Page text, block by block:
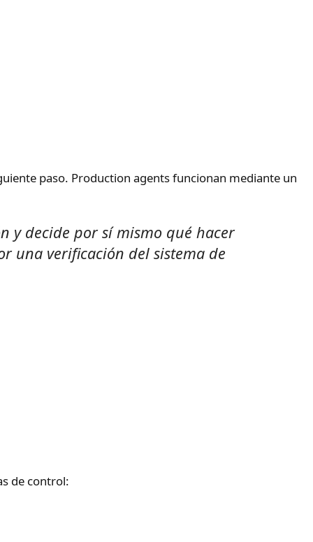
paso. Production agents funcionan mediante un
y decide por sí mismo qué hacer
una verificación del sistema de
de control: